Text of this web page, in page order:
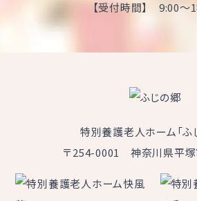
【受付時間】 9:00～
特別養護老人ホーム「ふ
〒254-0001 神奈川県平塚